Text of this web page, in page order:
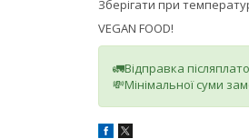
Зберігати при
VEGAN FOOD!
🚛Відправка
💸Мінімальної суми